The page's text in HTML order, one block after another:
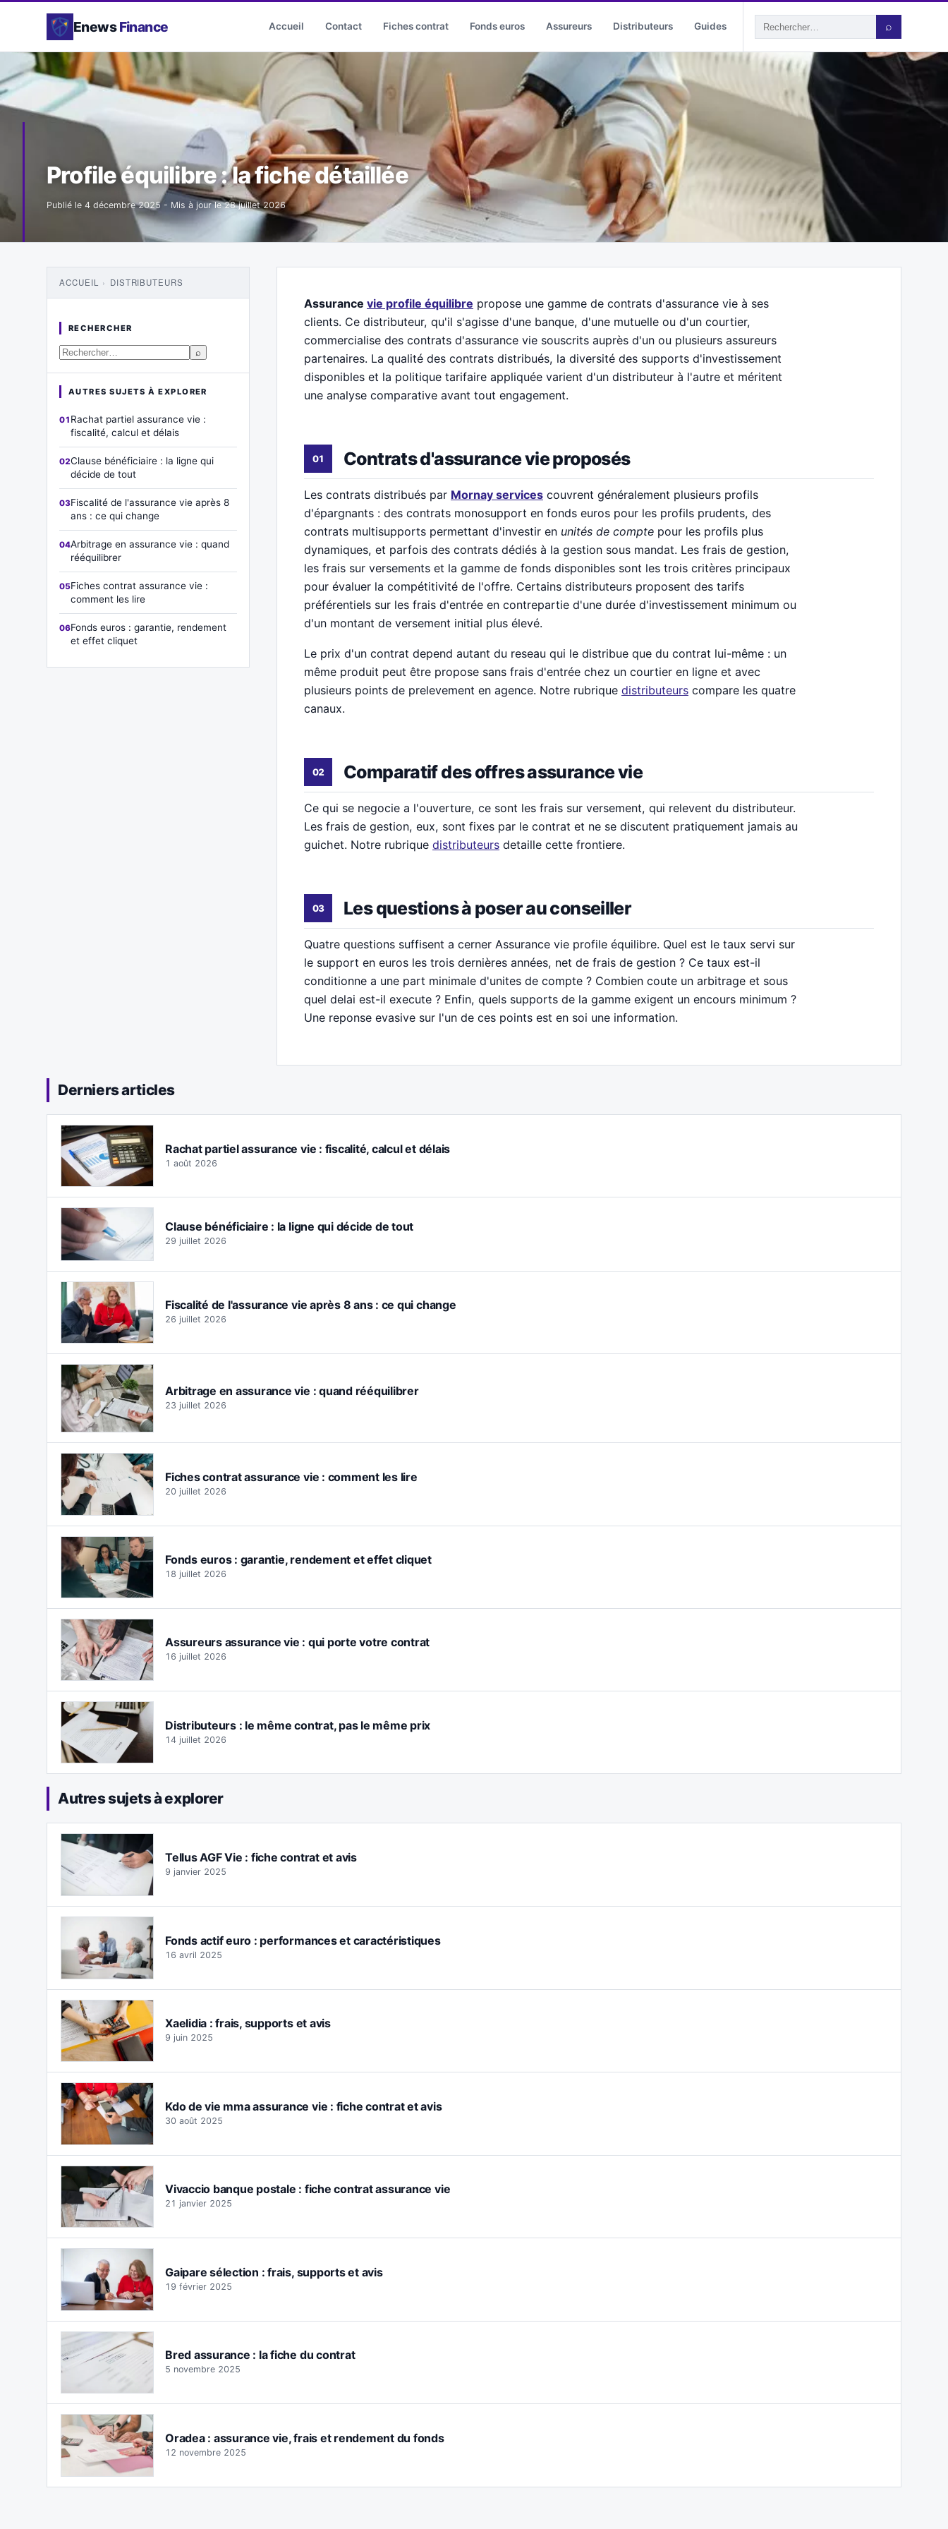
Enews Finance Accueil Contact Fiches contrat Fonds euros Assureurs Distributeurs Guides ⌕
Profile équilibre : la fiche détaillée
Publié le 4 décembre 2025- Mis à jour le28 juillet 2026
Assurance vie profile équilibre propose une gamme de contrats d'assurance vie à ses
clients. Ce distributeur, qu'il s'agisse d'une banque, d'une mutuelle ou d'un courtier,
commercialise des contrats d'assurance vie souscrits auprès d'un ou plusieurs assureurs
partenaires. La qualité des contrats distribués, la diversité des supports d'investissement
disponibles et la politique tarifaire appliquée varient d'un distributeur à l'autre et méritent
une analyse comparative avant tout engagement.
Contrats d'assurance vie proposés
Les contrats distribués par Mornay services couvrent généralement plusieurs profils
d'épargnants : des contrats monosupport en fonds euros pour les profils prudents, des
contrats multisupports permettant d'investir en unités de compte pour les profils plus
dynamiques, et parfois des contrats dédiés à la gestion sous mandat. Les frais de gestion,
les frais sur versements et la gamme de fonds disponibles sont les trois critères principaux
pour évaluer la compétitivité de l'offre. Certains distributeurs proposent des tarifs
préférentiels sur les frais d'entrée en contrepartie d'une durée d'investissement minimum ou
d'un montant de versement initial plus élevé.
Le prix d'un contrat depend autant du reseau qui le distribue que du contrat lui-même : un
même produit peut être propose sans frais d'entrée chez un courtier en ligne et avec
plusieurs points de prelevement en agence. Notre rubrique distributeurs compare les quatre
canaux.
Comparatif des offres assurance vie
Ce qui se negocie a l'ouverture, ce sont les frais sur versement, qui relevent du distributeur.
Les frais de gestion, eux, sont fixes par le contrat et ne se discutent pratiquement jamais au
guichet. Notre rubrique distributeurs detaille cette frontiere.
Les questions à poser au conseiller
Quatre questions suffisent a cerner Assurance vie profile équilibre. Quel est le taux servi sur
le support en euros les trois dernières années, net de frais de gestion ? Ce taux est-il
conditionne a une part minimale d'unites de compte ? Combien coute un arbitrage et sous
quel delai est-il execute ? Enfin, quels supports de la gamme exigent un encours minimum ?
Une reponse evasive sur l'un de ces points est en soi une information.
ACCUEIL › DISTRIBUTEURS
RECHERCHER
⌕
AUTRES SUJETS À EXPLORER
Rachat partiel assurance vie :
fiscalité, calcul et délais
Clause bénéficiaire : la ligne qui
décide de tout
Fiscalité de l'assurance vie après 8
ans : ce qui change
Arbitrage en assurance vie : quand
rééquilibrer
Fiches contrat assurance vie :
comment les lire
Fonds euros : garantie, rendement
et effet cliquet
Derniers articles
Rachat partiel assurance vie : fiscalité, calcul et délais
1 août 2026
Clause bénéficiaire : la ligne qui décide de tout
29 juillet 2026
Fiscalité de l'assurance vie après 8 ans : ce qui change
26 juillet 2026
Arbitrage en assurance vie : quand rééquilibrer
23 juillet 2026
Fiches contrat assurance vie : comment les lire
20 juillet 2026
Fonds euros : garantie, rendement et effet cliquet
18 juillet 2026
Assureurs assurance vie : qui porte votre contrat
16 juillet 2026
Distributeurs : le même contrat, pas le même prix
14 juillet 2026
Autres sujets à explorer
Tellus AGF Vie : fiche contrat et avis
9 janvier 2025
Fonds actif euro : performances et caractéristiques
16 avril 2025
Xaelidia : frais, supports et avis
9 juin 2025
Kdo de vie mma assurance vie : fiche contrat et avis
30 août 2025
Vivaccio banque postale : fiche contrat assurance vie
21 janvier 2025
Gaipare sélection : frais, supports et avis
19 février 2025
Bred assurance : la fiche du contrat
5 novembre 2025
Oradea : assurance vie, frais et rendement du fonds
12 novembre 2025